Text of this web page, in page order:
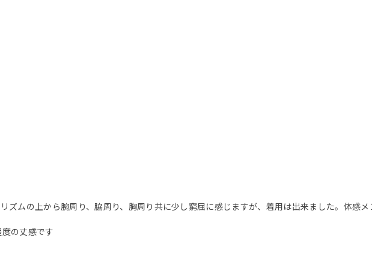
ズムの上から腕周り、脇周り、胸周り共に少し窮屈に感じますが、着用は出来ました。体感メ
の丈感です